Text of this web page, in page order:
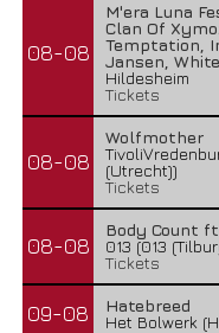
08-08
M'era Luna
Clan Of
Temptation,
Jansen,
Hildesheim
Tickets
08-08
Wolfmother
(Utrecht))
Tickets
08-08
Body Count
013 (013
Tickets
09-08
Hatebreed
Het Bolwerk